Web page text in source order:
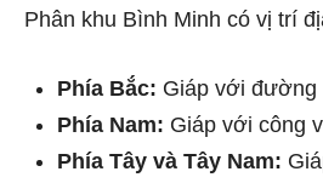
Phân khu Bình Minh có vị trí
Phía Bắc: Giáp với đường
Phía Nam: Giáp với công
Phía Tây và Tây Nam: